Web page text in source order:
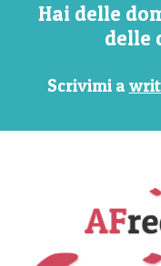
Hai delle
delle
Scrivimi a